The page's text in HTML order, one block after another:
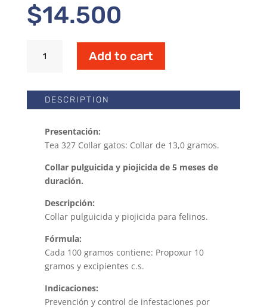
$14.500
Gatos
Add to cart
DESCRIPTION
Presentación:
Tea 327 Collar gatos: Collar de 13,0 gramos.
Collar pulguicida y piojicida de 5 meses de
duración.
Descripción:
Collar pulguicida y piojicida para felinos.
Fórmula:
Cada 100 gramos contiene: Propoxur 10
gramos y excipientes c.s.
Indicaciones:
Prevención y control de infestaciones por